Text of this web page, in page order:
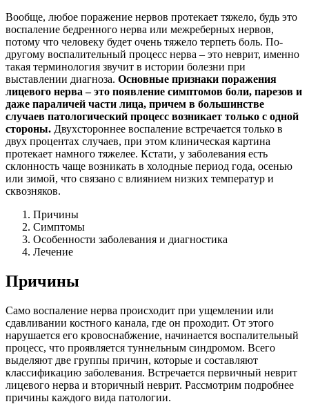
Вообще, любое поражение нервов протекает тяжело, будь это
воспаление бедренного нерва или межреберных нервов,
потому что человеку будет очень тяжело терпеть боль. По-
другому воспалительный процесс нерва – это неврит, именно
такая терминология звучит в истории болезни при
выставлении диагноза. Основные признаки поражения
лицевого нерва – это появление симптомов боли, парезов и
даже параличей части лица, причем в большинстве
случаев патологический процесс возникает только с одной
стороны. Двухстороннее воспаление встречается только в
двух процентах случаев, при этом клиническая картина
протекает намного тяжелее. Кстати, у заболевания есть
склонность чаще возникать в холодные период года, осенью
или зимой, что связано с влиянием низких температур и
сквозняков.
Причины
Симптомы
Особенности заболевания и диагностика
Лечение
Причины
Само воспаление нерва происходит при ущемлении или
сдавливании костного канала, где он проходит. От этого
нарушается его кровоснабжение, начинается воспалительный
процесс, что проявляется туннельным синдромом. Всего
выделяют две группы причин, которые и составляют
классификацию заболевания. Встречается первичный неврит
лицевого нерва и вторичный неврит. Рассмотрим подробнее
причины каждого вида патологии.